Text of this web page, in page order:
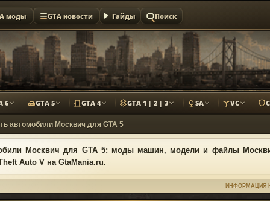
моды GTA новости Гайды Поиск
6 GTA 5 GTA 4 GTA 1 | 2 | 3 SA VC
автомобили Москвич для GTA 5
Москвич для GTA 5: моды машин, модели и файлы
Auto V на GtaMania.ru.
ИНФОРМАЦИЯ